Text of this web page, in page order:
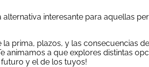
alternativa interesante para aquellas
prima, plazos, y las consecuencias
animamos a que explores distintas
y el de los tuyos!